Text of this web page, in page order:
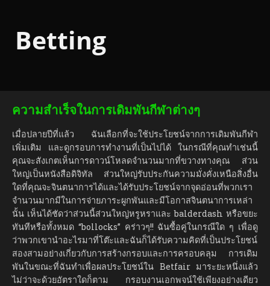
Betting
ความสำเร็จในการเดิมพันกีฬาต่างๆ
เมื่อปลายปีที่แล้ว ฉันเลือกที่จะใช้ประโยชน์จากการเดิมพันกีฬา
เพิ่มเติม และดูกรอบการทำงานที่เป็นไปได้ ในกรณีที่คุณทำเช่นนี้
คุณจะสังเกตเห็นการดาวน์โหลดจำนวนมากที่ขวางทางคุณ ส่วน
ใหญ่เป็นหนังสือดิจิทัล ส่วนใหญ่รับประกันความมั่งคั่งเหนือสิ่งอื่น
ใดที่คุณจะจินตนาการได้และได้รับประโยชน์จากจุดอ่อนที่พวกเรา
จำนวนมากมีในการจ่ายภาระผูกพันและมีโอกาสจินตนาการเหล่า
นั้น เห็นได้ชัดว่าส่วนนี้ส่วนใหญ่หรูหราและ balderdash หรือขยะ
ทันทีหรือทั้งหมด “bollocks” คร่าวๆ!! ฉันซื้อคู่ในกรณีใด ๆ เพื่อดู
ว่าพวกเขานำอะไรมาที่โต๊ะและฉันก็ได้รับความคิดที่เป็นประโยชน์
สองสามอย่างเกี่ยวกับการสร้างกรอบและการครอบคลุม การเดิม
พันในขณะที่ฉันทำเพื่อผลประโยชน์ใน Betfair มาระยะหนึ่งแล้ว
ไม่ว่าจะด้วยอัตราใดก็ตาม กรอบงานเอกพจน์ใช้เพียงอย่างเดียว